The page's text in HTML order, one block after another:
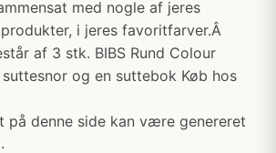
med nogle af jeres
i jeres favoritfarver.Â
af 3 stk. BIBS Rund Colour
og en suttebok Køb hos
på denne side kan være genereret